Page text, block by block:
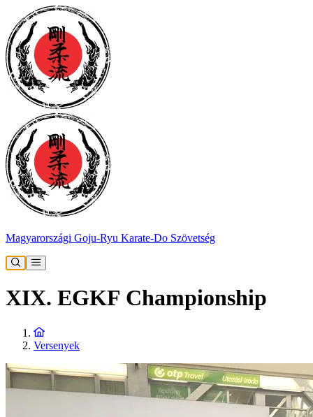
Magyarországi Goju-Ryu Karate-Do Szövetség
XIX. EGKF Championship
Versenyek